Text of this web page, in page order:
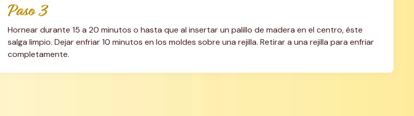
Paso 3
Hornear durante 15 a 20 minutos o hasta que al insertar un palillo de madera en el centro, éste
salga limpio. Dejar enfriar 10 minutos en los moldes sobre una rejilla. Retirar a una rejilla para enfriar
completamente.